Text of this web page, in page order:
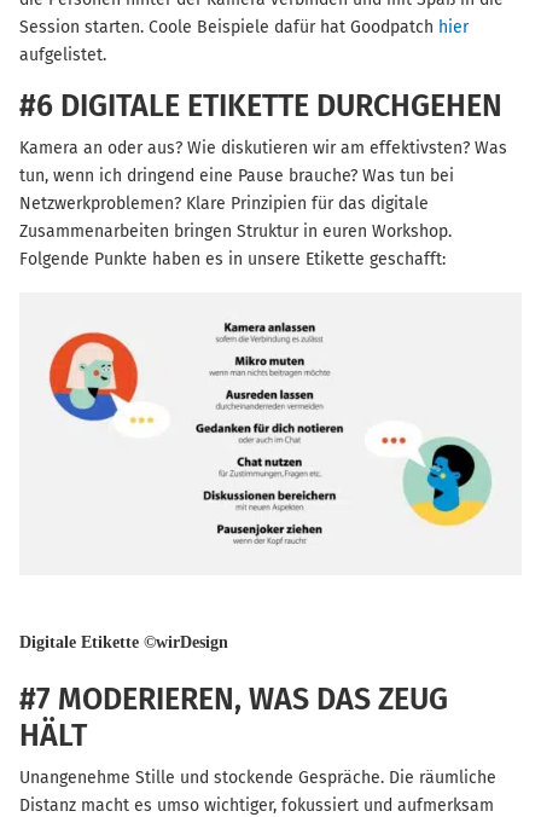
Session starten. Coole Beispiele dafür hat Goodpatch hier
aufgelistet.
#6 DIGITALE ETIKETTE DURCHGEHEN
Kamera an oder aus? Wie diskutieren wir am effektivsten? Was
tun, wenn ich dringend eine Pause brauche? Was tun bei
Netzwerkproblemen? Klare Prinzipien für das digitale
Zusammenarbeiten bringen Struktur in euren Workshop.
Folgende Punkte haben es in unsere Etikette geschafft:
Digitale Etikette ©wirDesign
#7 MODERIEREN, WAS DAS ZEUG
HÄLT
Unangenehme Stille und stockende Gespräche. Die räumliche
Distanz macht es umso wichtiger, fokussiert und aufmerksam